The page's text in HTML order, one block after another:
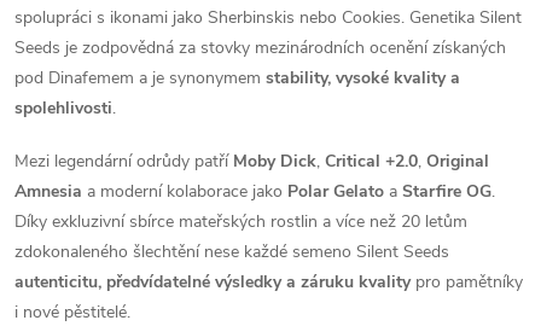
spolupráci s ikonami jako Sherbinskis nebo Cookies. Genetika Silent
Seeds je zodpovědná za stovky mezinárodních ocenění získaných
pod Dinafemem a je synonymem stability, vysoké kvality a
spolehlivosti.
Mezi legendární odrůdy patří Moby Dick, Critical +2.0, Original
Amnesia a moderní kolaborace jako Polar Gelato a Starfire OG.
Díky exkluzivní sbírce mateřských rostlin a více než 20 letům
zdokonaleného šlechtění nese každé semeno Silent Seeds
autenticitu, předvídatelné výsledky a záruku kvalitypro pamětníky
i nové pěstitelé.